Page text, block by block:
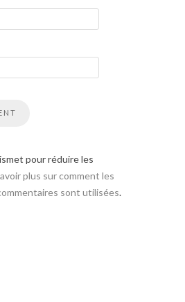
pour réduire les
plus sur comment les
sont utilisées.